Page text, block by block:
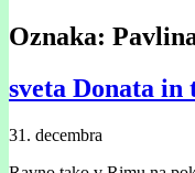
Oznaka:
sveta Donata in
31. decembra